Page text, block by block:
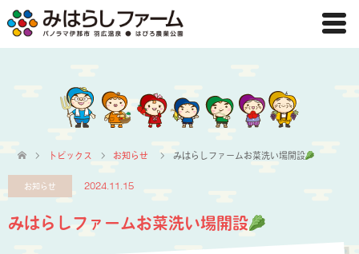
トピックス お知らせ みはらしファームお菜洗い場開設
お知らせ 2024.11.15
みはらしファームお菜洗い場開設